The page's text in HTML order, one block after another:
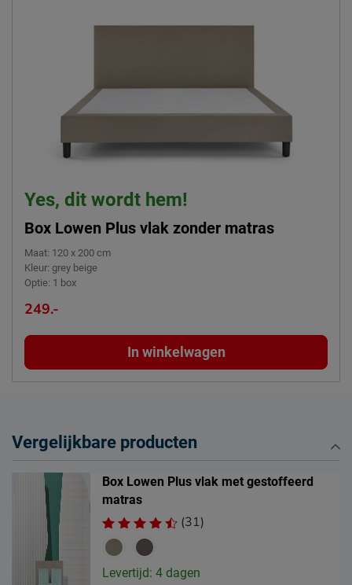
Yes, dit wordt hem!
Box Lowen Plus vlak zonder matras
Maat: 120 x 200 cm
Kleur: grey beige
Optie: 1 box
249.-
In winkelwagen
Vergelijkbare producten
Box Lowen Plus vlak met gestoffeerd
matras
(31)
Levertijd: 4 dagen